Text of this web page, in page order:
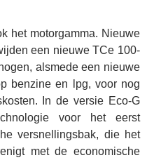
het motorgamma. Nieuwe
een nieuwe TCe 100-
alsmede een nieuwe
benzine en lpg, voor nog
In de versie Eco-G
voor het eerst
versnellingsbak, die het
met de economische